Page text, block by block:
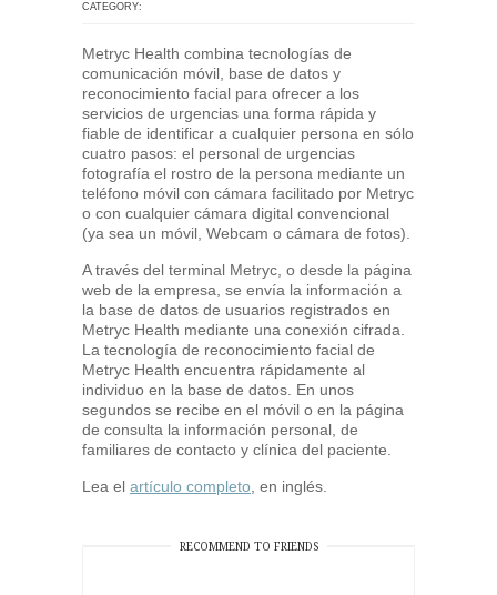
CATEGORY:
Metryc Health combina tecnologías de
comunicación móvil, base de datos y
reconocimiento facial para ofrecer a los
servicios de urgencias una forma rápida y
fiable de identificar a cualquier persona en sólo
cuatro pasos: el personal de urgencias
fotografía el rostro de la persona mediante un
teléfono móvil con cámara facilitado por Metryc
o con cualquier cámara digital convencional
(ya sea un móvil, Webcam o cámara de fotos).
A través del terminal Metryc, o desde la página
web de la empresa, se envía la información a
la base de datos de usuarios registrados en
Metryc Health mediante una conexión cifrada.
La tecnología de reconocimiento facial de
Metryc Health encuentra rápidamente al
individuo en la base de datos. En unos
segundos se recibe en el móvil o en la página
de consulta la información personal, de
familiares de contacto y clínica del paciente.
Lea el artículo completo , en inglés.
RECOMMEND TO FRIENDS